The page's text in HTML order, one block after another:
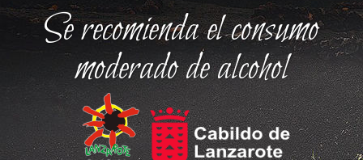
Se recomienda el consumo
moderado de alcohol